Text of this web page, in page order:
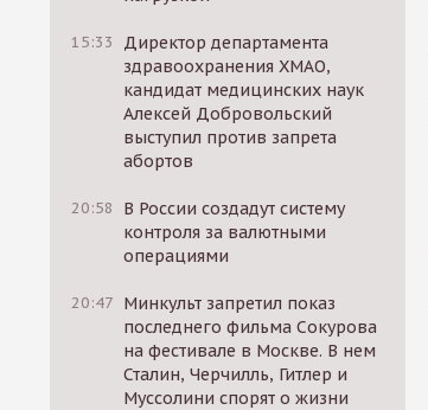
15:33
Директор департамента
здравоохранения ХМАО,
кандидат медицинских наук
Алексей Добровольский
выступил против запрета
абортов
20:58
В России создадут систему
контроля за валютными
операциями
20:47 Минкульт запретил показ
последнего фильма Сокурова
на фестивале в Москве. В нем
Сталин, Черчилль, Гитлер и
Муссолини спорят о жизни